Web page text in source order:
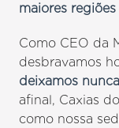
maiores
Como CEO da
desbravamos
deixamos
afinal, Caxias
como nossa